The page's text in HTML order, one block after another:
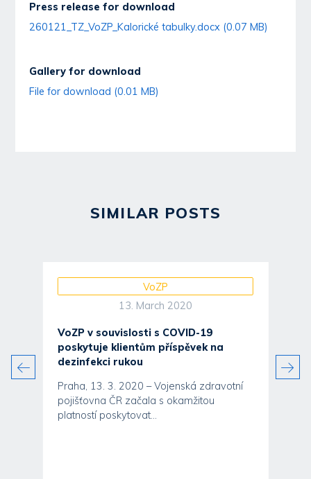
Press release for download
260121_TZ_VoZP_Kalorické tabulky.docx (0.07 MB)
Gallery for download
File for download (0.01 MB)
SIMILAR POSTS
VoZP
13. March 2020
VoZP v souvislosti s COVID-19
poskytuje klientům příspěvek na
dezinfekci rukou
Praha, 13. 3. 2020 – Vojenská zdravotní
pojišťovna ČR začala s okamžitou
platností poskytovat...